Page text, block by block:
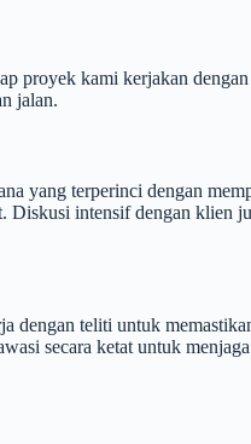
proyek kami kerjakan
jalan.
yang terperinci dengan
intensif dengan klien
teliti untuk
secara ketat untuk